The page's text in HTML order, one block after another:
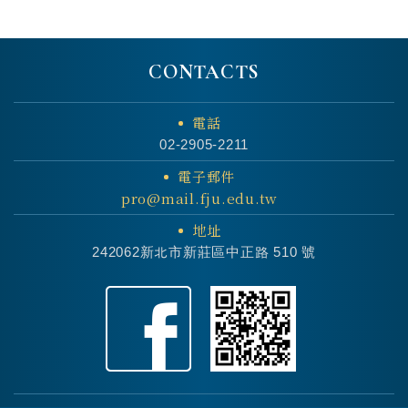
CONTACTS
電話
02-2905-2211
電子郵件
pro@mail.fju.edu.tw
地址
242062新北市新莊區中正路 510 號